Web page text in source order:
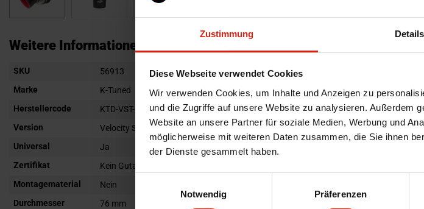
Zustimmung Details
Diese Webseite verwendet Cookies
Wir verwenden Cookies, um Inhalte und Anzeigen zu
und die Zugriffe auf unsere Website zu analysieren. Außerdem
Website an unsere Partner für soziale Medien, Werbung und
möglicherweise mit weiteren Daten zusammen, die Sie ihnen
der Dienste gesammelt haben.
Notwendig
Präferenzen
Anfang
Bildgalerie
springen
Weitere Informationen
Weitere
SKU
56913
Marke
K-Tuned
Herstellercode
KTD-VST-C30
Version
Velocity Stack Luftfilter Combo
Universal
Ja
Zertifikat
Kein Gutachten oder ABE
Montagematerial
Nein
Durchmesser
76 mm